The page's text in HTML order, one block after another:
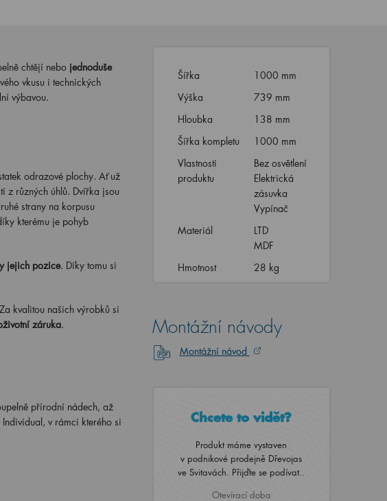
chtějí nebo jednoduše
vkusu i technických
výbavou.
odrazové plochy. Ať už
z různých úhlů. Dvířka jsou
strany na korpusu
kterému je pohyb
jejich pozice. Díky tomu si
kvalitou našich výrobků si
záruka.
přírodní nádech, až
v rámci kterého si
Šířka
1000 mm
Výška
739 mm
Hloubka
138 mm
Šířka kompletu
1000 mm
Vlastnosti
produktu
Bez osvětlení
Elektrická
zásuvka
Vypínač
Materiál
LTD
MDF
Hmotnost
28 kg
Montážní návody
Montážní návod
Chcete to vidět?
Produkt máme vystaven
v podnikové prodejně Dřevojas
ve Svitavách. Přijďte se podívat..
Otevírací doba